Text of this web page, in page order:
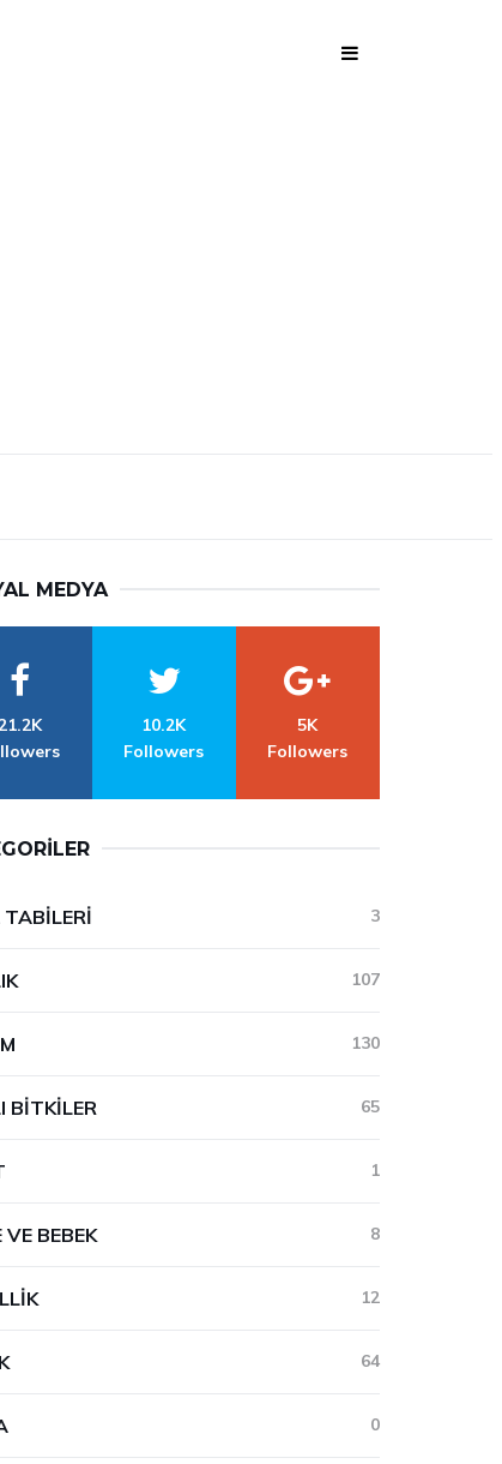
MEDYA
10.2K
Followers
5K
Followers
TABILERI 3
107
130
BITKILER 65
1
VE BEBEK 8
12
64
0